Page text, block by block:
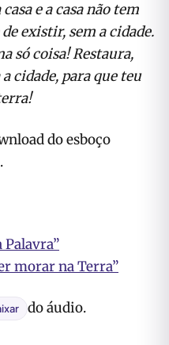
e a casa não tem
existir, sem a cidade.
só coisa! Restaura,
cidade, para que teu
do esboço
Palavra”
morar na Terra”
do áudio.